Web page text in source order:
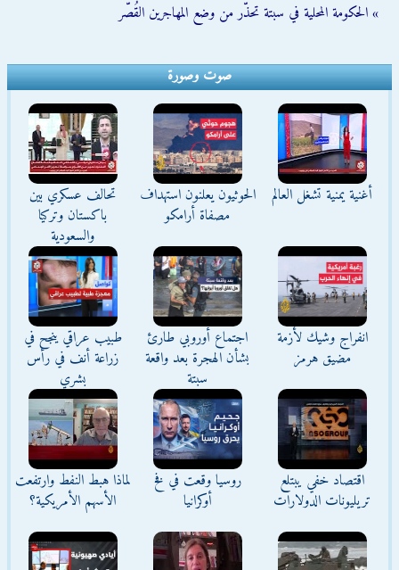
» الحكومة المحلية في سبتة تحذّر من وضع المهاجرين القُصّر
صوت وصورة
أغنية يمنية تشغل العالم
الحوثيون يعلنون استهداف
مصفاة أرامكو
تحالف عسكري بين
باكستان وتركيا
والسعودية
انفراج وشيك لأزمة
مضيق هرمز
اجتماع أوروبي طارئ
بشأن الهجرة بعد واقعة
سبتة
طبيب عراقي ينجح في
زراعة أنف في رأس
بشري
اقتصاد خفي يبتلع
تريليونات الدولارات
روسيا وقعت في فخ
أوكرانيا
لماذا هبط النفط وارتفعت
الأسهم الأمريكية؟